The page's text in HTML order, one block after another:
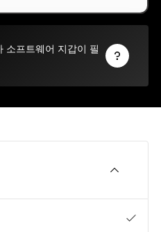
프트웨어 지갑이 필